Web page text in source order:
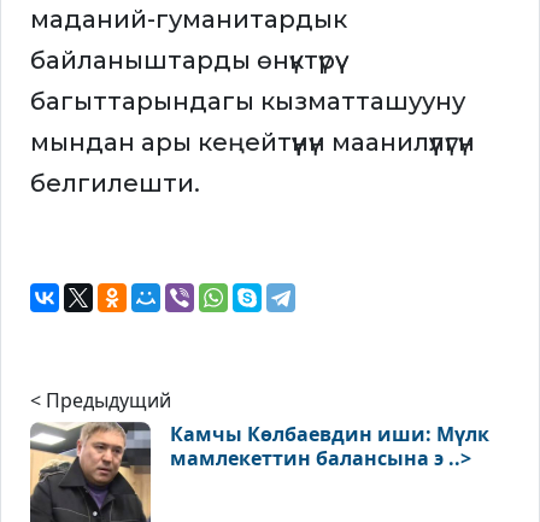
маданий-гуманитардык
байланыштарды өнүктүрүү
багыттарындагы кызматташууну
мындан ары кеңейтүүнүн маанилүүлүгүн
белгилешти.
< Предыдущий
Камчы Көлбаевдин иши: Мүлк
мамлекеттин балансына э ..>